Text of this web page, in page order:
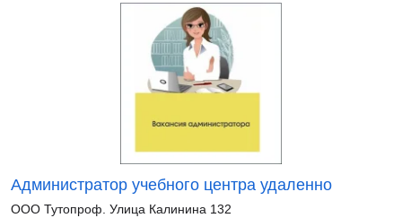
Администратор учебного центра удаленно
ООО Тутопроф. Улица Калинина 132